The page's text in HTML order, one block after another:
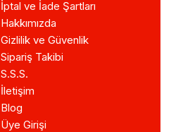
İptal ve İade Şartları
Hakkımızda
Gizlilik ve Güvenlik
Sipariş Takibi
S.S.S.
İletişim
Blog
Üye Girişi